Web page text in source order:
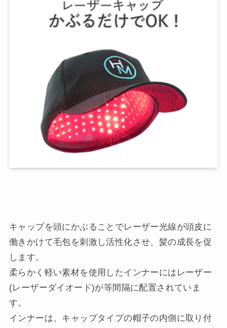
キャップを頭にかぶることでレーザー光線が頭皮に
働きかけて毛包を刺激し活性化させ、髪の成長を促
します。
柔らかく軽い素材を使用したインナーにはレーザー
(レーザーダイオード)が等間隔に配置されていま
す。
インナーは、キャップタイプの帽子の内側に取り付